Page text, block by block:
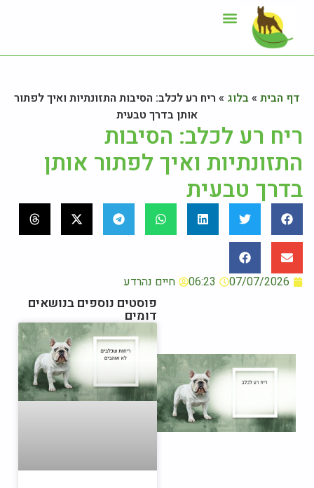
דף הבית »בלוג » ריח רע לכלב: הסיבות התזונתיות ואיך לפתור
אותן בדרך טבעית
ריח רע לכלב: הסיבות
התזונתיות ואיך לפתור אותן
בדרך טבעית
07/07/2026
06:23 חיים נהרדע
פוסטים נוספים בנושאים
דומים